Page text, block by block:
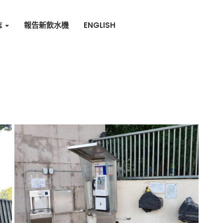
報告新飲水機 ENGLISH